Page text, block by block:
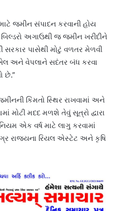
જમીન સંપાદન કરવાની હોય
અગાઉથી જ જમીન ખરીદીને
સરકાર પાસેથી મોટું વળતર મેળવી
અને વેપલાને સદંતર બંધ કરવા
છે.”
કિંમતો સ્થિર રાખવામાં અને
મોટી મદદ મળશે તેવું સૂત્રો દ્વારા
એક વર્ષ માટે લાગુ કરવામાં
રાજ્યના રિયલ એસ્ટેટ અને કૃષિ